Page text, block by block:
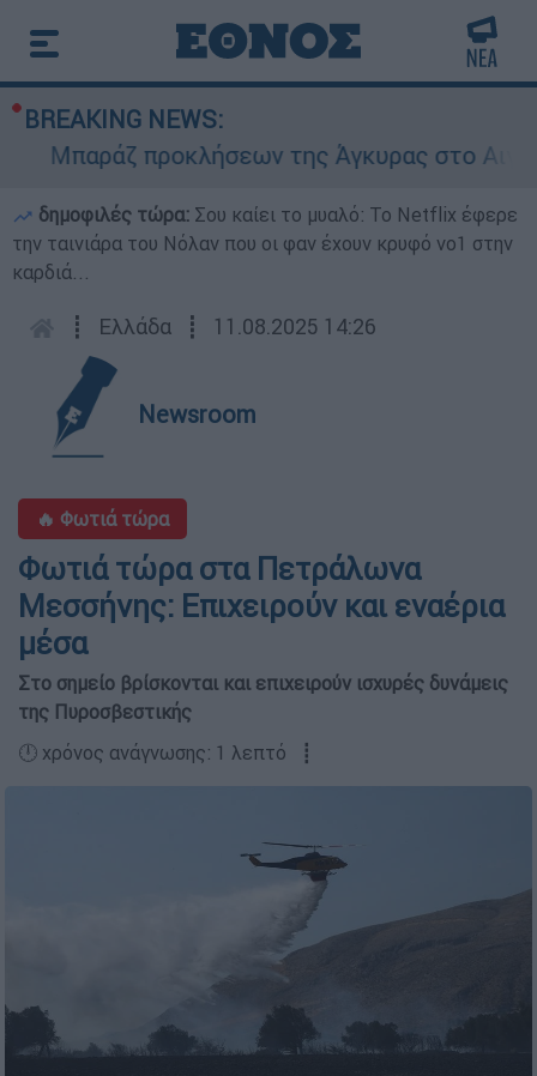
BREAKING NEWS:
Μπαράζ προκλήσεων της Άγκυρας στο Αιγαίο:
δημοφιλές τώρα: Σου καίει το μυαλό: Το Netflix έφερε
την ταινιάρα του Νόλαν που οι φαν έχουν κρυφό νο1 στην
καρδιά...
┋ Ελλάδα ┋ 11.08.2025 14:26
Newsroom
🔥 Φωτιά τώρα
Φωτιά τώρα στα Πετράλωνα
Μεσσήνης: Επιχειρούν και εναέρια
μέσα
Στο σημείο βρίσκονται και επιχειρούν ισχυρές δυνάμεις
της Πυροσβεστικής
🕛 χρόνος ανάγνωσης: 1 λεπτό ┋